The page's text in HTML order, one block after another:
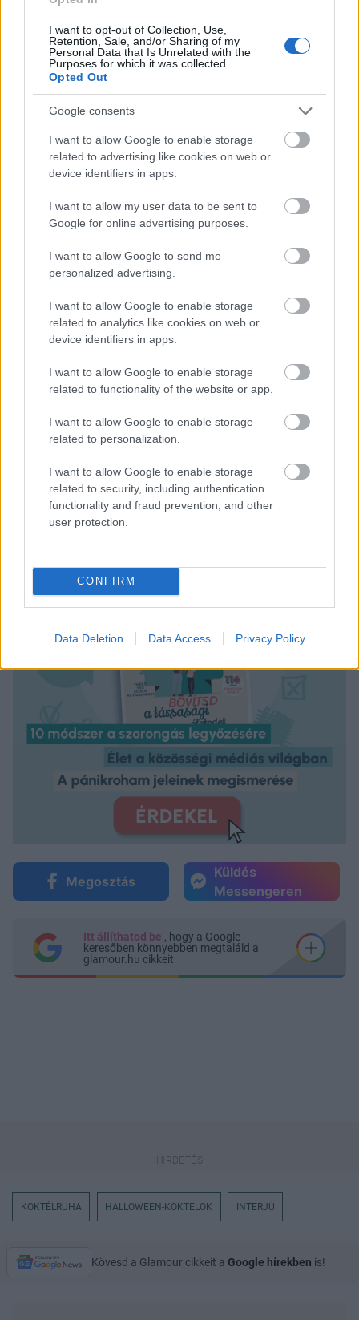
I want to opt-out of Collection, Use,
Retention, Sale, and/or Sharing of my
Personal Data that Is Unrelated with the
Purposes for which it was collected.
Opted Out
Google consents
I want to allow Google to enable storage
related to advertising like cookies on web or
device identifiers in apps.
I want to allow my user data to be sent to
Google for online advertising purposes.
I want to allow Google to send me
personalized advertising.
I want to allow Google to enable storage
related to analytics like cookies on web or
device identifiers in apps.
I want to allow Google to enable storage
related to functionality of the website or app.
I want to allow Google to enable storage
related to personalization.
I want to allow Google to enable storage
related to security, including authentication
functionality and fraud prevention, and other
user protection.
CONFIRM
Data Deletion Data Access Privacy Policy
közkedveltek, de a kicsit kesernyésebb,
alacsonyabb alkoholtartalmú italok, mint például az
Aperol Spritz is nagyon népszerűek.
Mik a koktélfogyasztás legfontosabb szabályai?
A mennyiségre való figyelés mellett, fontos
ásványvíz, vagy a kókuszvíz a legjobb választás.
Természetesen üres hassal sem túl célszerű egy
Mesélj a videóban elkészített italokról!
Szerettem volna megmutatni, hogy lehet akár
otthon, báreszközök nélkül minden háztartásban
megtalálható kellékekkel is finom italokat készíteni.
több alkoholfajtával próbáltam még színesebbé
tenni. Szinte bármelyik ital helyettesíthető vodkával
fogyasztani, anélkül is elkészítheti.
Megosztás
Küldés
Messengeren
Itt állíthatod be , hogy a Google
keresőben könnyebben megtaláld a
glamour.hu cikkeit
KOKTÉLRUHA HALLOWEEN-KOKTELOK INTERJÚ
Kövesd a Glamour cikkeit a Google hírekben is!